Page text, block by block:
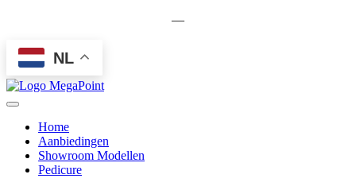
—
NL
Home
Aanbiedingen
Showroom Modellen
Pedicure